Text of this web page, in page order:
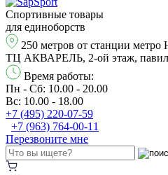
Спортивные товары
для единоборств
250 метров от станции
ТЦ АКВАРЕЛЬ, 2-ой этаж,
Время работы:
Пн - Сб: 10.00 - 20.00
Вс: 10.00 - 18.00
+7 (495) 220-07-59
+7 (963) 764-00-11
Перезвонитe мне